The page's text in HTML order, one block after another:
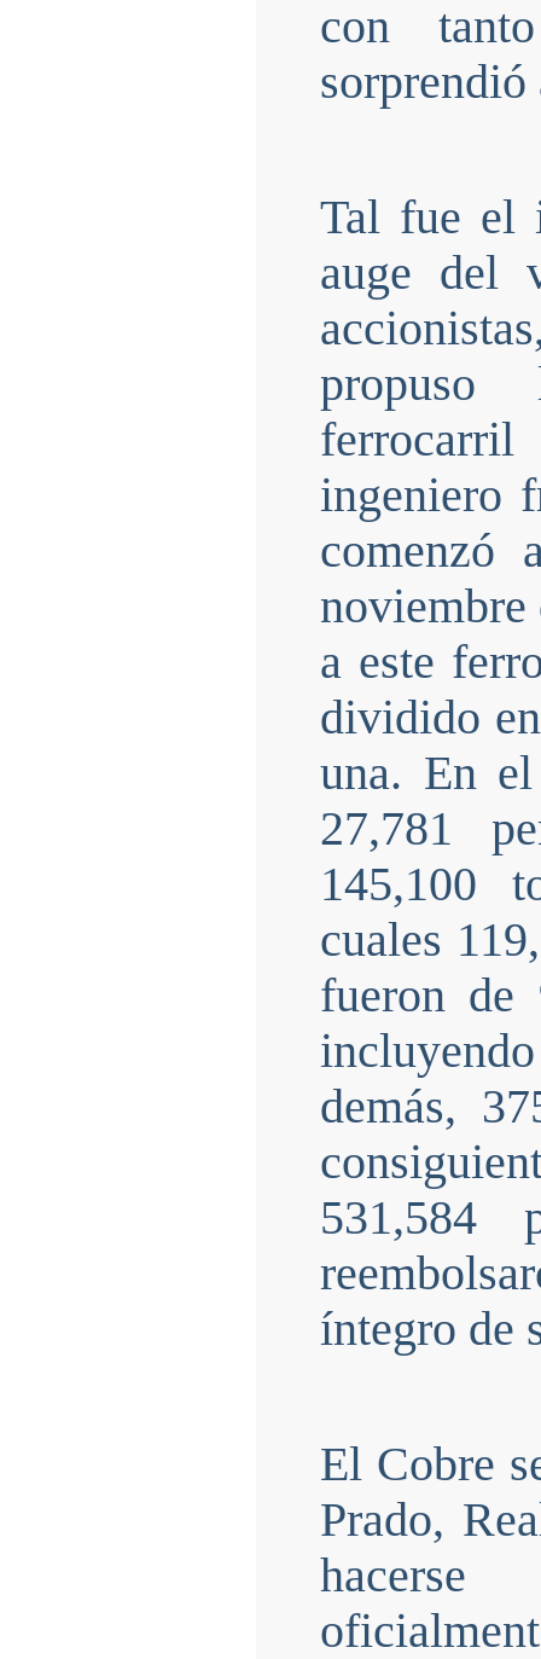
con
sorprendió
Tal fue el
auge del
ingeniero
comenzó
noviembre
a este
dividido
una. En
27,781
145,100
cuales
fueron de
demás,
531,584
íntegro de
El Cobre
Prado,